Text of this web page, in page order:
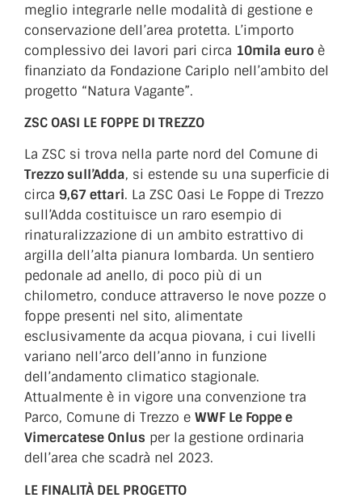
meglio integrarle nelle modalità di gestione e
conservazione dell’area protetta. L’importo
complessivo dei lavori pari circa 10mila euro è
finanziato da Fondazione Cariplo nell’ambito del
progetto “Natura Vagante”.
ZSC OASI LE FOPPE DI TREZZO
La ZSC si trova nella parte nord del Comune di
Trezzo sull’Adda, si estende su una superficie di
circa 9,67 ettari. La ZSC Oasi Le Foppe di Trezzo
sull’Adda costituisce un raro esempio di
rinaturalizzazione di un ambito estrattivo di
argilla dell’alta pianura lombarda. Un sentiero
pedonale ad anello, di poco più di un
chilometro, conduce attraverso le nove pozze o
foppe presenti nel sito, alimentate
esclusivamente da acqua piovana, i cui livelli
variano nell’arco dell’anno in funzione
dell’andamento climatico stagionale.
Attualmente è in vigore una convenzione tra
Parco, Comune di Trezzo e WWF Le Foppe e
Vimercatese Onlus per la gestione ordinaria
dell’area che scadrà nel 2023.
LE FINALITÀ DEL PROGETTO